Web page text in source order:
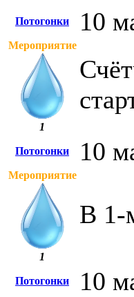
Потогонки 10
Мероприятие
1
Потогонки 10
Мероприятие
1
В 1-
Потогонки 10